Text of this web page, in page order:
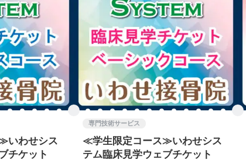
いわせシス
チケット
専門技術サービス
≪学生限定コース≫いわせシス
テム臨床見学ウェブチケット